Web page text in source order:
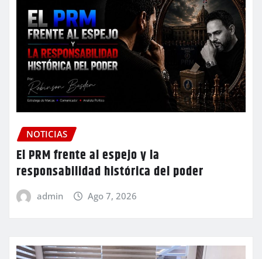
NOTICIAS
El PRM frente al espejo y la
responsabilidad histórica del poder
admin Ago 7, 2026